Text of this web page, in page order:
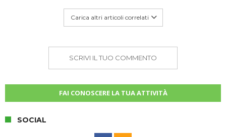
Carica altri articoli correlati
SCRIVI IL TUO COMMENTO
FAI CONOSCERE LA TUA ATTIVITÀ
SOCIAL